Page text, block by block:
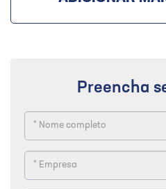
Preencha